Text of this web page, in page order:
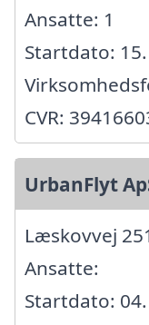
Ansatte: 1
Startdato:
CVR:
UrbanFlyt
Læskovvej
Ansatte:
Startdato: